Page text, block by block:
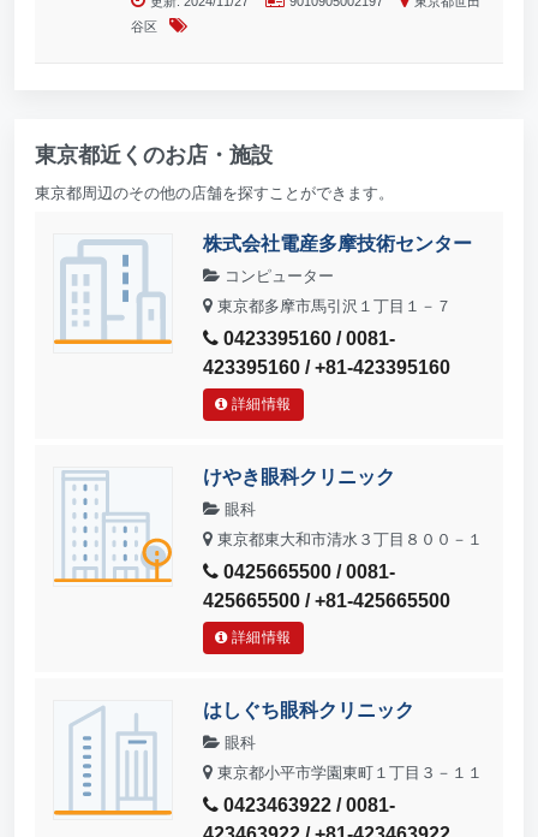
谷区
東京都近くのお店・施設
東京都周辺のその他の店舗を探すことができます。
株式会社電産多摩技術センター
コンピューター
東京都多摩市馬引沢１丁目１－７
0423395160 / 0081-
423395160 / +81-423395160
詳細情報
けやき眼科クリニック
眼科
東京都東大和市清水３丁目８００－１
0425665500 / 0081-
425665500 / +81-425665500
詳細情報
はしぐち眼科クリニック
眼科
東京都小平市学園東町１丁目３－１１
0423463922 / 0081-